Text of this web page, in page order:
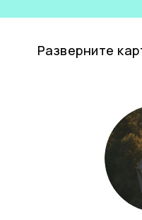
Разверните